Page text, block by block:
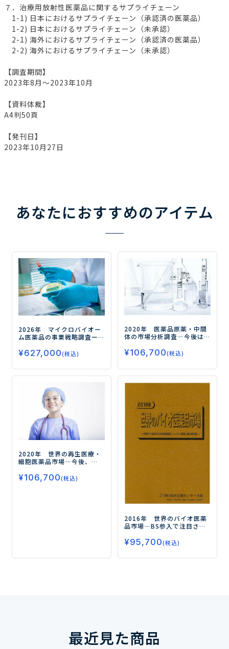
７．治療用放射性医薬品に関するサプライチェーン
1-1) 日本におけるサプライチェーン（承認済の医薬品）
1-2) 日本におけるサプライチェーン（未承認）
2-1) 海外におけるサプライチェーン（承認済の医薬品）
2-2) 海外におけるサプライチェーン（未承認）
【調査期間】
2023年8月～2023年10月
【資料体裁】
A4判50頁
【発刊日】
2023年10月27日
あなたにおすすめのアイテム
2026年 マイクロバイオー
ム医薬品の事業戦略調査ー
て期待されるマイクロバイ
オーム医薬品ー
¥627,000(税込)
2020年 医薬品原薬・中間
体の市場分析調査―今後は
び高分子原薬」の高付加価
値化が課題―
¥106,700(税込)
2020年 世界の再生医療・
細胞医薬品市場―今後、
製品が市場を牽引する―
¥106,700(税込)
2016年 世界のバイオ医薬
品市場―BS参入で注目され
製剤、融合蛋白質―
¥95,700(税込)
最近見た商品